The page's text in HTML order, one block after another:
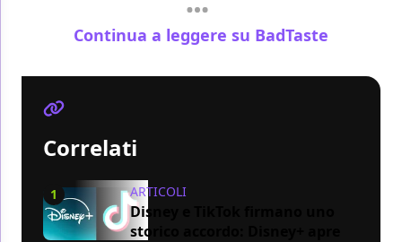
Continua a leggere su BadTaste
Correlati
1 ARTICOLI
Disney e TikTok firmano uno
storico accordo: Disney+ apre